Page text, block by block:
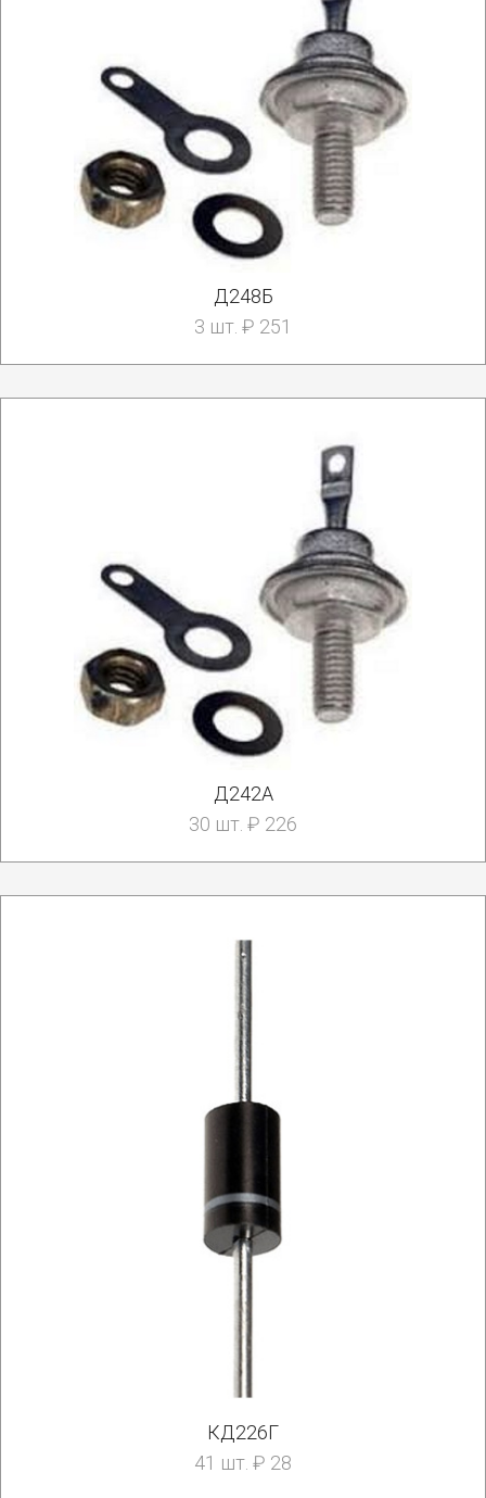
Д248Б
3 шт. ₽ 251
Д242А
30 шт. ₽ 226
КД226Г
41 шт. ₽ 28